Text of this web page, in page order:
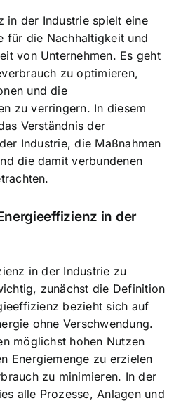
in der Industrie spielt eine
für die Nachhaltigkeit und
von Unternehmen. Es geht
zu optimieren,
und die
zu verringern. In diesem
Verständnis der
Industrie, die Maßnahmen
die damit verbundenen
in der
in der Industrie zu
zunächst die Definition
bezieht sich auf
ohne Verschwendung.
möglichst hohen Nutzen
Energiemenge zu erzielen
zu minimieren. In der
alle Prozesse, Anlagen und